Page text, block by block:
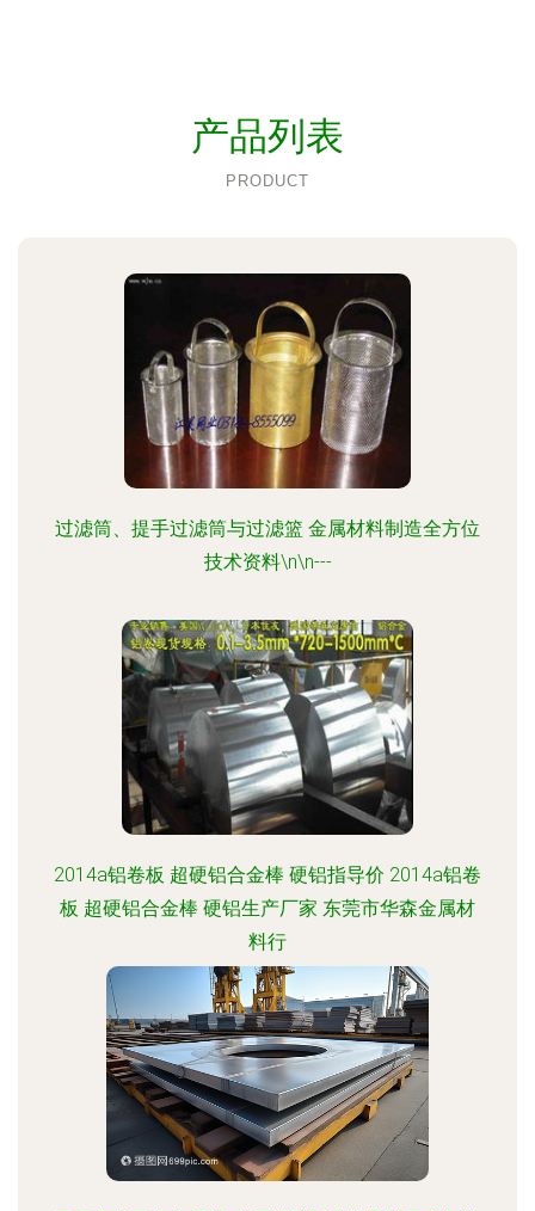
产品列表
PRODUCT
过滤筒、提手过滤筒与过滤篮 金属材料制造全方位
技术资料\n\n---
2014a铝卷板 超硬铝合金棒 硬铝指导价 2014a铝卷
板 超硬铝合金棒 硬铝生产厂家 东莞市华森金属材
料行